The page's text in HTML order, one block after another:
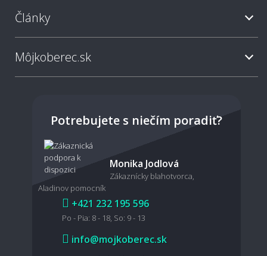
Dá sa koberec povysávať robotickým
vysávačom?
Je možné koberec čistiť mokrou cestou?
Články
Môjkoberec.sk
Potrebujete s niečím poradiť?
Monika Jodlová
Zákaznícky blahotvorca,
Aladinov pomocník
+421 232 195 596
Po - Pia: 8 - 18, So: 9 - 13
info@mojkoberec.sk